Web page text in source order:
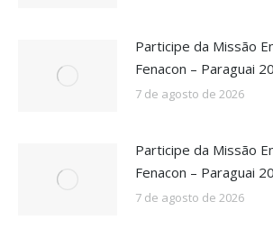
Participe da Missão
Fenacon – Paraguai
7 de agosto de 2026
Participe da Missão
Fenacon – Paraguai
7 de agosto de 2026